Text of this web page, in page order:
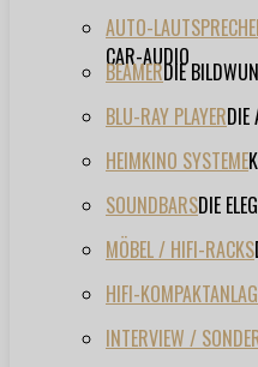
AUTO-
CAR-AUDIO
BEAMERDIE
BLU-RAY PLAYERDIE
HEIMKINO SYSTEME
SOUNDBARSDIE
MÖBEL / HIFI-RACKS
HIFI-
INTERVIEW /